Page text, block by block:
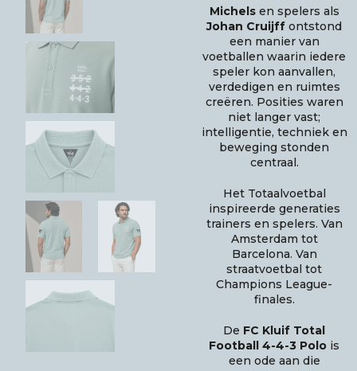
Michelsen spelers als
Johan Cruijff ontstond
een manier van
voetballen waarin iedere
speler kon aanvallen,
verdedigen en ruimtes
creëren. Posities waren
niet langer vast;
intelligentie, techniek en
beweging stonden
centraal.
Het Totaalvoetbal
inspireerde generaties
trainers en spelers. Van
Amsterdam tot
Barcelona. Van
straatvoetbal tot
Champions League-
finales.
De FC Kluif Total
Football 4-4-3 Polo is
een ode aan die